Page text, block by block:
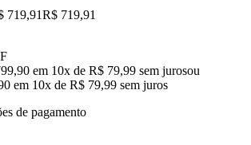
719,91R$ 719,91
em 10x de R$ 79,99 sem jurosou
em 10x de R$ 79,99 sem juros
de pagamento